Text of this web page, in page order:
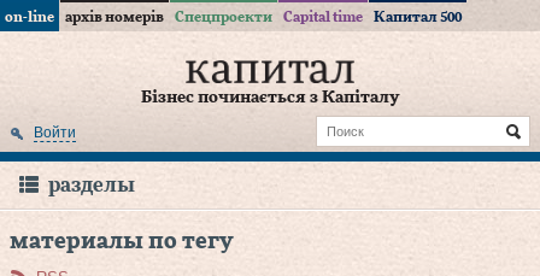
on-line архів номерів Спецпроекти Capital time Капитал 500
Бізнес починається з Капіталу
Войти
разделы
материалы по тегу